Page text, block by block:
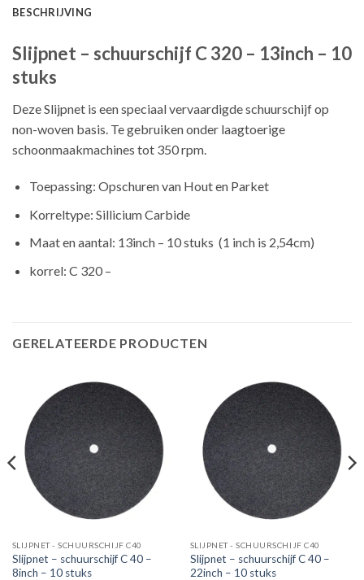
BESCHRIJVING
Slijpnet – schuurschijf C 320 – 13inch – 10
stuks
Deze Slijpnet is een speciaal vervaardigde schuurschijf op
non-woven basis. Te gebruiken onder laagtoerige
schoonmaakmachines tot 350 rpm.
Toepassing: Opschuren van Hout en Parket
Korreltype: Sillicium Carbide
Maat en aantal: 13inch – 10 stuks (1 inch is 2,54cm)
korrel: C 320 –
GERELATEERDE PRODUCTEN
SLIJPNET - SCHUURSCHIJF C40
Slijpnet – schuurschijf C 40 –
8inch – 10 stuks
SLIJPNET - SCHUURSCHIJF C40
Slijpnet – schuurschijf C 40 –
22inch – 10 stuks